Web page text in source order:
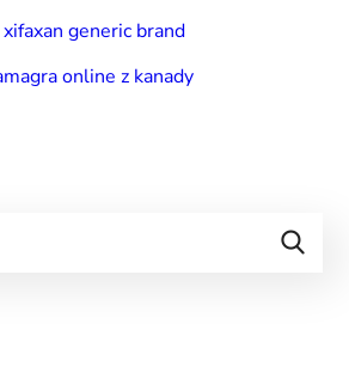
generic brand
online z kanady